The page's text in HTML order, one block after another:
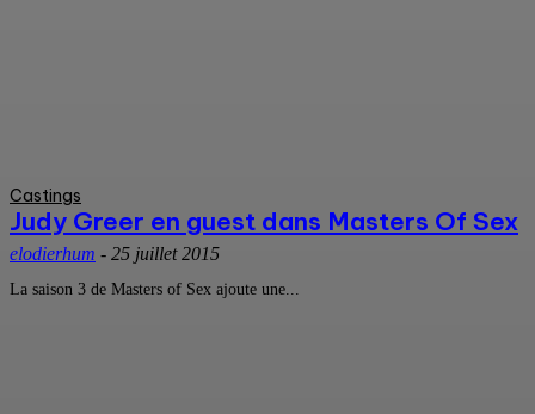
Castings
Judy Greer en guest dans Masters Of Sex
elodierhum - 25 juillet 2015
La saison 3 de Masters of Sex ajoute une...